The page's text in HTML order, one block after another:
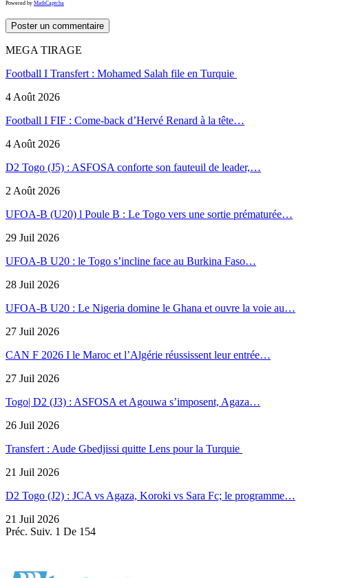
Powered by MathCaptcha
MEGA TIRAGE
Football I Transfert : Mohamed Salah file en Turquie
4 Août 2026
Football I FIF : Come-back d’Hervé Renard à la tête…
4 Août 2026
D2 Togo (J5) : ASFOSA conforte son fauteuil de leader,…
2 Août 2026
UFOA-B (U20) l Poule B : Le Togo vers une sortie prématurée…
29 Juil 2026
UFOA-B U20 : le Togo s’incline face au Burkina Faso…
28 Juil 2026
UFOA-B U20 : Le Nigeria domine le Ghana et ouvre la voie au…
27 Juil 2026
CAN F 2026 I le Maroc et l’Algérie réussissent leur entrée…
27 Juil 2026
Togo| D2 (J3) : ASFOSA et Agouwa s’imposent, Agaza…
26 Juil 2026
Transfert : Aude Gbedjissi quitte Lens pour la Turquie
21 Juil 2026
D2 Togo (J2) : JCA vs Agaza, Koroki vs Sara Fc; le programme…
21 Juil 2026
Préc. Suiv. 1 De 154